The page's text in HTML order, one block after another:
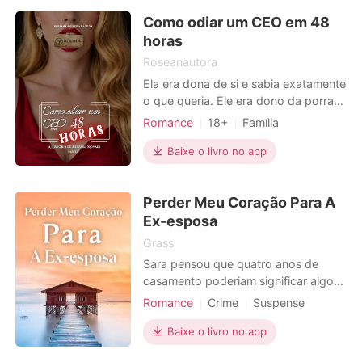
como resultado, sempre foi
intimidada e ri
Como odiar um CEO em 48
horas
Roseanautora
Ela era dona de si e sabia exatamente
o que queria. Ele era dono da porra
toda e achava que podia qualquer
mas não sabia. Ele tinha o que ela
sempre sonhou, mas não fazia ideia
amor. Ele não perdoava ninguém. Ela
o odiou desde a
Romance 18+
Família
Casamento arranjado
CEO
Encantadora
Arrogante / Dominante
Urbano
Baixe o livro no app
Perder Meu Coração Para A
Ex-esposa
Grass
Sara pensou que quatro anos de
casamento poderiam significar algo
para o Jacob, mas quando ele se
casamento e amor não tinham como
se comparar com o primeiro amor
Romance Crime
Suspense
Moderno
Divórcio
Mudança de personalidade
Baixe o livro no app